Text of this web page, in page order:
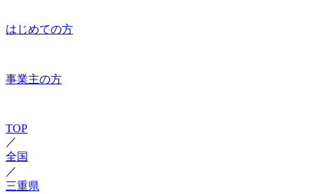
はじめての方
事業主の方
TOP
／
全国
／
三重県